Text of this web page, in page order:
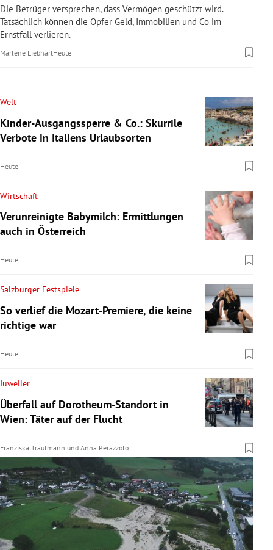
Die Betrüger versprechen, dass Vermögen geschützt wird.
Tatsächlich können die Opfer Geld, Immobilien und Co im
Ernstfall verlieren.
Marlene LiebhartHeute
Welt
Kinder-Ausgangssperre & Co.: Skurrile
Verbote in Italiens Urlaubsorten
Heute
Wirtschaft
Verunreinigte Babymilch: Ermittlungen
auch in Österreich
Heute
Salzburger Festspiele
So verlief die Mozart-Premiere, die keine
richtige war
Heute
Juwelier
Überfall auf Dorotheum-Standort in
Wien: Täter auf der Flucht
Franziska Trautmann und Anna Perazzolo